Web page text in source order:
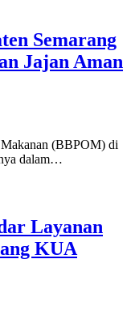
Semarang
Jajan Aman
Makanan (BBPOM) di
dalam…
Layanan
KUA